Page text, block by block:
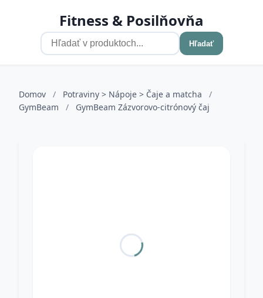
Fitness & Posilňovňa
Hľadať
Domov / Potraviny > Nápoje > Čaje a matcha
/
GymBeam
/ GymBeam Zázvorovo-citrónový čaj